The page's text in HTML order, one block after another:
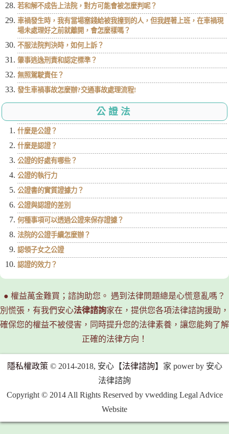
若和解不成告上法院，對方可能會被怎麼判呢？
車禍發生時，我有當場塞錢給被我撞到的人，但我趕著上班，在車禍現
場未處理好之前就離開，會怎麼樣嗎？
不服法院判決時，如何上訴？
肇事逃逸刑責和認定標準？
無照駕駛責任？
發生車禍事故怎麼辦?交通事故處理流程!
公證法
什麼是公證？
什麼是認證？
公證的好處有哪些？
公證的執行力
公證書的實質證據力？
公證與認證的差別
何種事項可以透過公證來保存證據？
法院的公證手續怎麼辦？
認領子女之公證
認證的效力？
● 權益萬金難買；諮詢助您。 遇到法律問題總是心慌意亂嗎？
別慌張，有我們安心法律諮詢家在，提供您各項法律諮詢援助，
確保您的權益不被侵害，同時提升您的法律素養，讓您能夠了解
正確的法律方向！
隱私權政策 © 2014-2018, 安心【法律諮詢】家 power by 安心
法律諮詢
Copyright © 2014 All Rights Reserved by vwedding Legal Advice
Website